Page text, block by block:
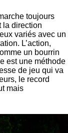
toujours
la direction
variés avec un
L’action,
un bourrin
est une méthode
de jeu qui va
le record
mais